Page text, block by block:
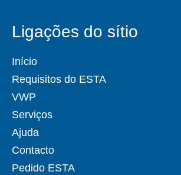
Ligações do sítio
Início
Requisitos do ESTA
VWP
Serviços
Ajuda
Contacto
Pedido ESTA